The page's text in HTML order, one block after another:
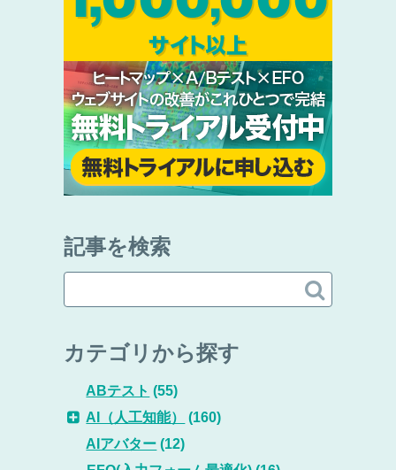
記事を検索

カテゴリから探す
ABテスト (55)
AI（人工知能）
(160)
AIアバター (12)